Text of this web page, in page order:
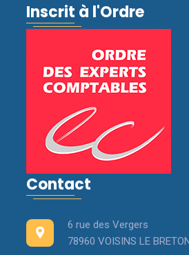
Inscrit à l'Ordre
Contact
6 rue des Vergers
78960 VOISINS LE